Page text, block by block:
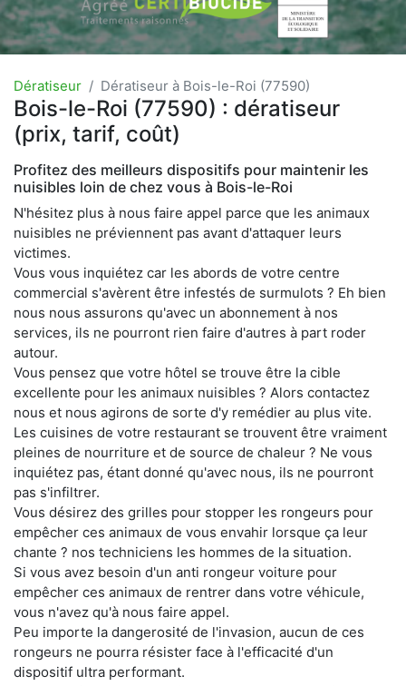
Dératiseur Dératiseur à Bois-le-Roi (77590)
Bois-le-Roi (77590) : dératiseur
(prix, tarif, coût)
Profitez des meilleurs dispositifs pour maintenir les
nuisibles loin de chez vous à Bois-le-Roi
N'hésitez plus à nous faire appel parce que les animaux
nuisibles ne préviennent pas avant d'attaquer leurs
victimes.
Vous vous inquiétez car les abords de votre centre
commercial s'avèrent être infestés de surmulots ? Eh bien
nous nous assurons qu'avec un abonnement à nos
services, ils ne pourront rien faire d'autres à part roder
autour.
Vous pensez que votre hôtel se trouve être la cible
excellente pour les animaux nuisibles ? Alors contactez
nous et nous agirons de sorte d'y remédier au plus vite.
Les cuisines de votre restaurant se trouvent être vraiment
pleines de nourriture et de source de chaleur ? Ne vous
inquiétez pas, étant donné qu'avec nous, ils ne pourront
pas s'infiltrer.
Vous désirez des grilles pour stopper les rongeurs pour
empêcher ces animaux de vous envahir lorsque ça leur
chante ? nos techniciens les hommes de la situation.
Si vous avez besoin d'un anti rongeur voiture pour
empêcher ces animaux de rentrer dans votre véhicule,
vous n'avez qu'à nous faire appel.
Peu importe la dangerosité de l'invasion, aucun de ces
rongeurs ne pourra résister face à l'efficacité d'un
dispositif ultra performant.